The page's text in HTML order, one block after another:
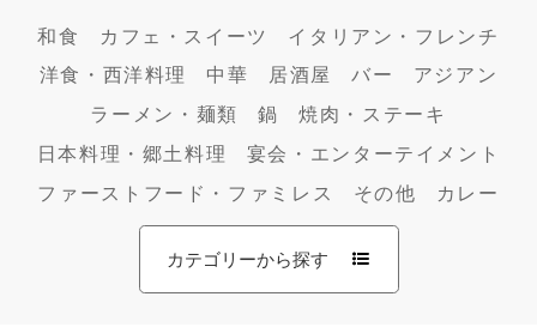
和食 カフェ・スイーツ
イタリアン・フレンチ
洋食・西洋料理
中華 居酒屋 バー
アジアン
ラーメン・麺類
鍋
焼肉・ステーキ
日本料理・郷土料理
宴会・エンターテイメント
ファーストフード・ファミレス
その他 カレー
カテゴリーから探す